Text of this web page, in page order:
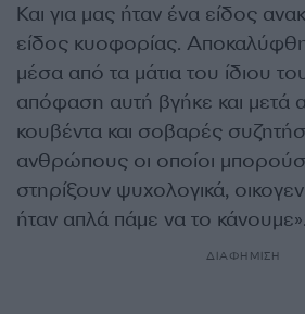
Και για μας ήταν ένα είδος
είδος κυοφορίας.
μέσα από τα μάτια του ίδιου
απόφαση αυτή βγήκε και μετά
κουβέντα και σοβαρές
ανθρώπους οι οποίοι
στηρίξουν ψυχολογικά,
ήταν απλά πάμε να το κάνουμε».
ΔΙΑΦΗΜΙΣΗ